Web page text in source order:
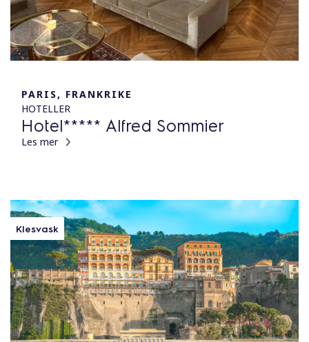
PARIS, FRANKRIKE
HOTELLER
Hotel***** Alfred Sommier
Les mer
Klesvask